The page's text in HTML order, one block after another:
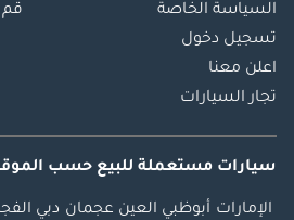
السياسة الخاصة
تسجيل دخول
اعلن معنا
تجار السيارات
قم
سيارات مستعملة للبيع حسب
الإمارات أبوظبي العين عجمان دبي